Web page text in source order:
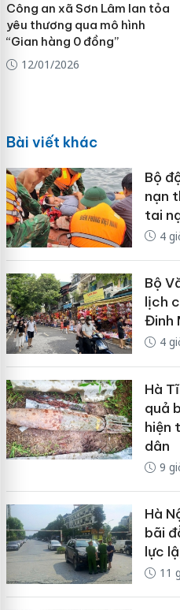
Công an xã Sơn Lâm lan tỏa
yêu thương qua mô hình
“Gian hàng 0 đồng”
12/01/2026
Bài viết khác
Bộ
nạn
tai
4
Bộ
lịch
Đinh
4
Hà
quả
hiện
dân
9
Hà
bãi
lực
11